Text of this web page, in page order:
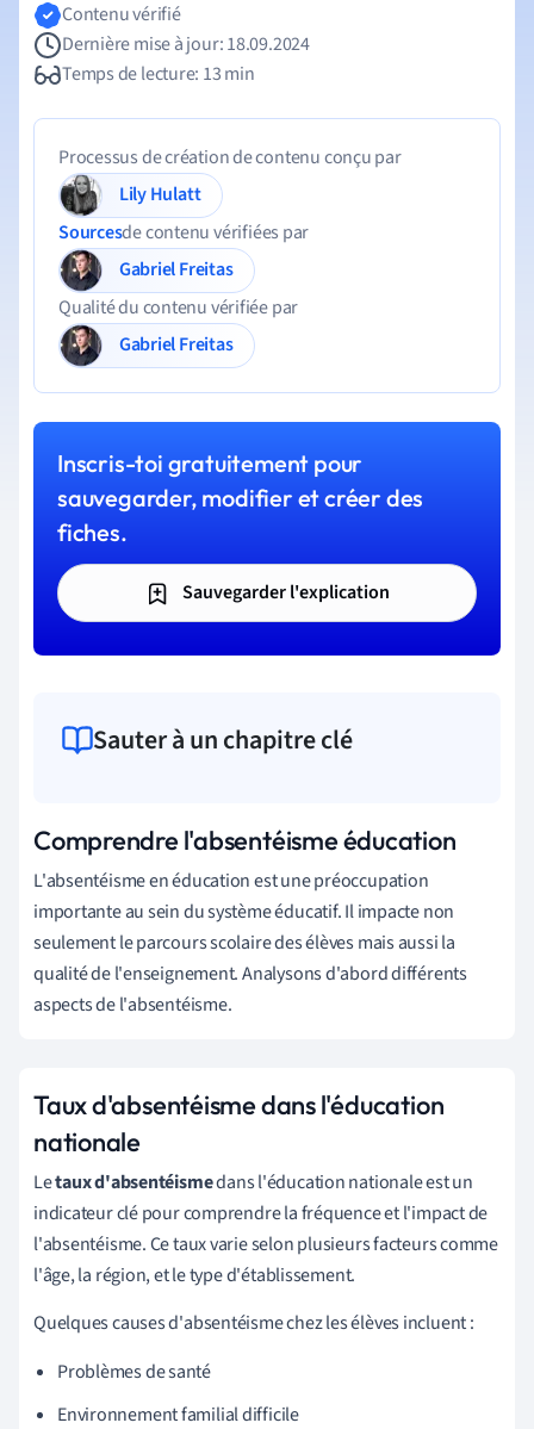
Contenu vérifié
Dernière mise à jour: 18.09.2024
Temps de lecture: 13 min
Processus de création de contenu conçu par
Lily Hulatt
Sourcesde contenu vérifiées par
Gabriel Freitas
Qualité du contenu vérifiée par
Gabriel Freitas
Inscris-toi gratuitement pour
sauvegarder, modifier et créer des
fiches.
Sauvegarder l'explication
Sauter à un chapitre clé
Comprendre l'absentéisme éducation
L'absentéisme en éducation est une préoccupation
importante au sein du système éducatif. Il impacte non
seulement le parcours scolaire des élèves mais aussi la
qualité de l'enseignement. Analysons d'abord différents
aspects de l'absentéisme.
Taux d'absentéisme dans l'éducation
nationale
Letaux d'absentéismedans l'éducation nationale est un
indicateur clé pour comprendre la fréquence et l'impact de
l'absentéisme. Ce taux varie selon plusieurs facteurs comme
l'âge, la région, et le type d'établissement.
Quelques causes d'absentéisme chez les élèves incluent :
Problèmes de santé
Environnement familial difficile